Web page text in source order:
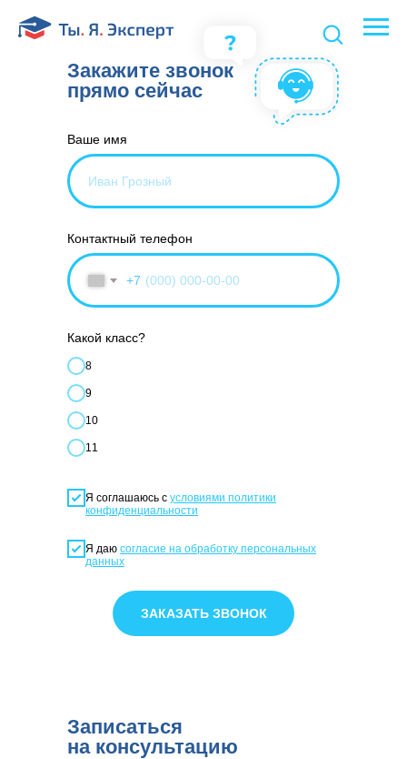
Ваше имя
Контактный телефон
+7
Какой класс?
8
9
10
11
Я соглашаюсь с условиями политики
конфиденциальности
Я даю согласие на обработку персональных
данных
ЗАКАЗАТЬ ЗВОНОК
Закажите звонок
прямо сейчас
Записаться
на консультацию